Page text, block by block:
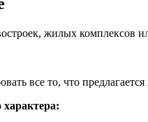
жилых комплексов
все то, что предлагается